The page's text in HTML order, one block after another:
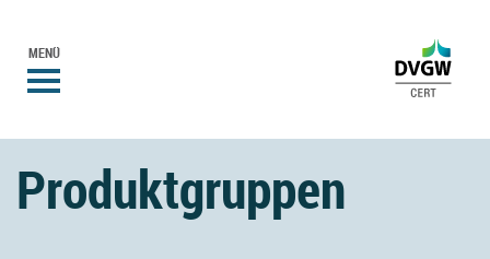
MENÜ
Produktgruppen